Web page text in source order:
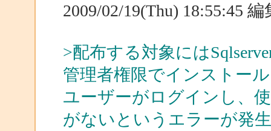
2009/02/19(Thu) 18:55:45
>配布する対象には
管理者権限でインストー
ユーザーがログインし、
がないというエラーが発